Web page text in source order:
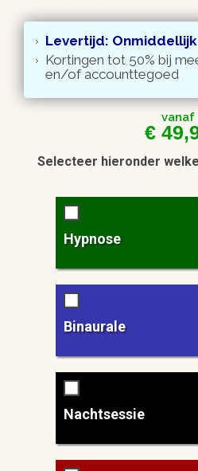
Levertijd: Onmiddellijk
Kortingen tot 50% bij
en/of accounttegoed
vanaf
€
Selecteer hieronder
Hypnose
Binaurale
Nachtsessie